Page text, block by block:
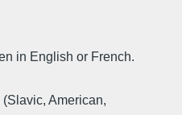
in English or French.
American,